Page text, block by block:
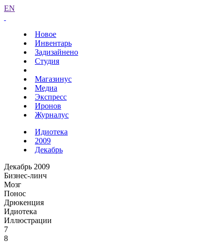
EN
Новое
Инвентарь
Задизайнено
Студия
Магазинус
Медиа
Экспресс
Иронов
Журналус
Идиотека
2009
Декабрь
Декабрь 2009
Бизнес-линч
Мозг
Понос
Дрюкенция
Идиотека
Иллюстрации
7
8